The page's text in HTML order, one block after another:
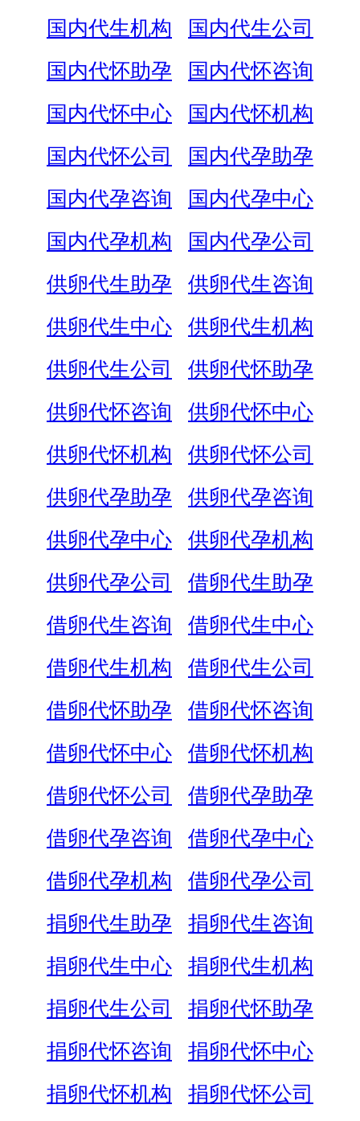
国内代生机构
国内代生公司
国内代怀助孕
国内代怀咨询
国内代怀中心
国内代怀机构
国内代怀公司
国内代孕助孕
国内代孕咨询
国内代孕中心
国内代孕机构
国内代孕公司
供卵代生助孕
供卵代生咨询
供卵代生中心
供卵代生机构
供卵代生公司
供卵代怀助孕
供卵代怀咨询
供卵代怀中心
供卵代怀机构
供卵代怀公司
供卵代孕助孕
供卵代孕咨询
供卵代孕中心
供卵代孕机构
供卵代孕公司
借卵代生助孕
借卵代生咨询
借卵代生中心
借卵代生机构
借卵代生公司
借卵代怀助孕
借卵代怀咨询
借卵代怀中心
借卵代怀机构
借卵代怀公司
借卵代孕助孕
借卵代孕咨询
借卵代孕中心
借卵代孕机构
借卵代孕公司
捐卵代生助孕
捐卵代生咨询
捐卵代生中心
捐卵代生机构
捐卵代生公司
捐卵代怀助孕
捐卵代怀咨询
捐卵代怀中心
捐卵代怀机构
捐卵代怀公司